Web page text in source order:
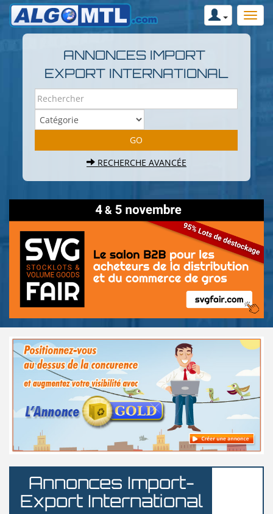
ANNONCES IMPORT
EXPORT INTERNATIONAL
RECHERCHE AVANCÉE
Annonces Import-
Export International